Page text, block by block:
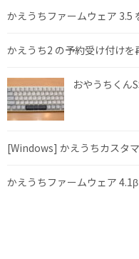
かえうちファームウェア 3.5
かえうち2 の予約受け付けを
おやうちくん
[Windows] かえうちカスタ
かえうちファームウェア